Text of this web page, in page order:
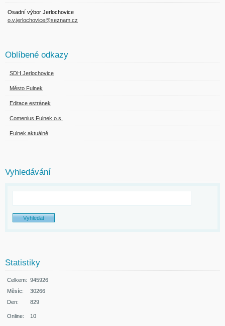
Osadní výbor Jerlochovice
o.v.jerlochovice@seznam.cz
Oblíbené odkazy
SDH Jerlochovice
Město Fulnek
Editace estránek
Comenius Fulnek o.s.
Fulnek aktuálně
Vyhledávání
Statistiky
Online: 10
Celkem: 945926
Měsíc:
30266
Den:
829